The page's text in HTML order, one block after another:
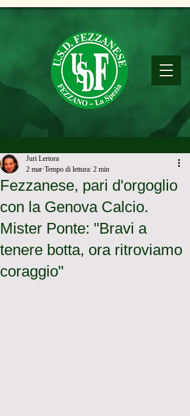
Fezzanese, pari d'orgoglio
con la Genova Calcio.
Mister Ponte: "Bravi a
tenere botta, ora ritroviamo
coraggio"
Juri Lertora
2 mar Tempo di lettura: 2 min